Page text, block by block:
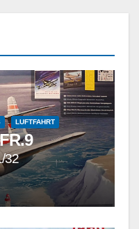
LUFTFAHRT
32